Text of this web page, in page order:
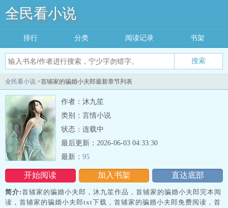
全民看小说
搜索
排行 分类 阅读记录 书架
全民看小说 >首辅家的骗婚小夫郎最新章节列表
作者：沐九笙
类别：言情小说
状态：连载中
开始阅读 加入书架 直达底部
最后更新：2026-06-03 04:33:30
最新： 95
简介:首辅家的骗婚小夫郎，沐九笙作品，首辅家的骗婚小夫郎完本阅
读，首辅家的骗婚小夫郎txt下载，首辅家的骗婚小夫郎免费阅读，首